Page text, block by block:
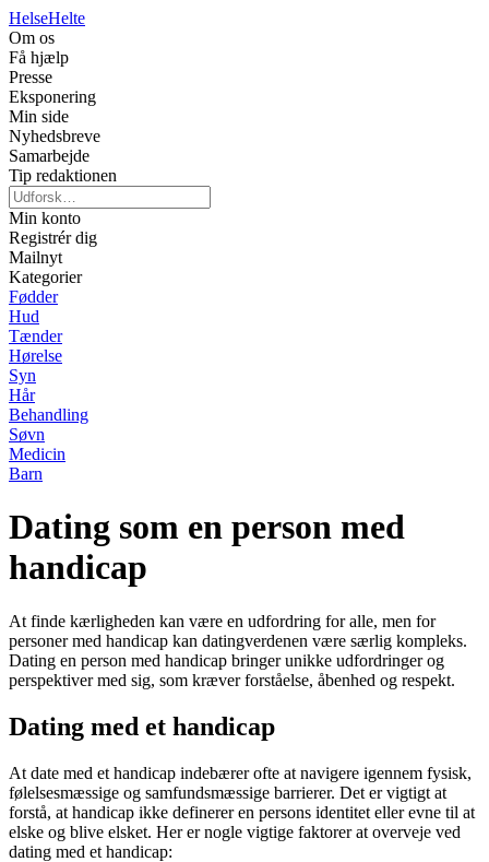
HelseHelte
Om os
Få hjælp
Presse
Eksponering
Min side
Nyhedsbreve
Samarbejde
Tip redaktionen
Min konto
Registrér dig
Mailnyt
Kategorier
Fødder
Hud
Tænder
Hørelse
Syn
Hår
Behandling
Søvn
Medicin
Barn
Dating som en person med
handicap
At finde kærligheden kan være en udfordring for alle, men for
personer med handicap kan datingverdenen være særlig kompleks.
Dating en person med handicap bringer unikke udfordringer og
perspektiver med sig, som kræver forståelse, åbenhed og respekt.
Dating med et handicap
At date med et handicap indebærer ofte at navigere igennem fysisk,
følelsesmæssige og samfundsmæssige barrierer. Det er vigtigt at
forstå, at handicap ikke definerer en persons identitet eller evne til at
elske og blive elsket. Her er nogle vigtige faktorer at overveje ved
dating med et handicap: